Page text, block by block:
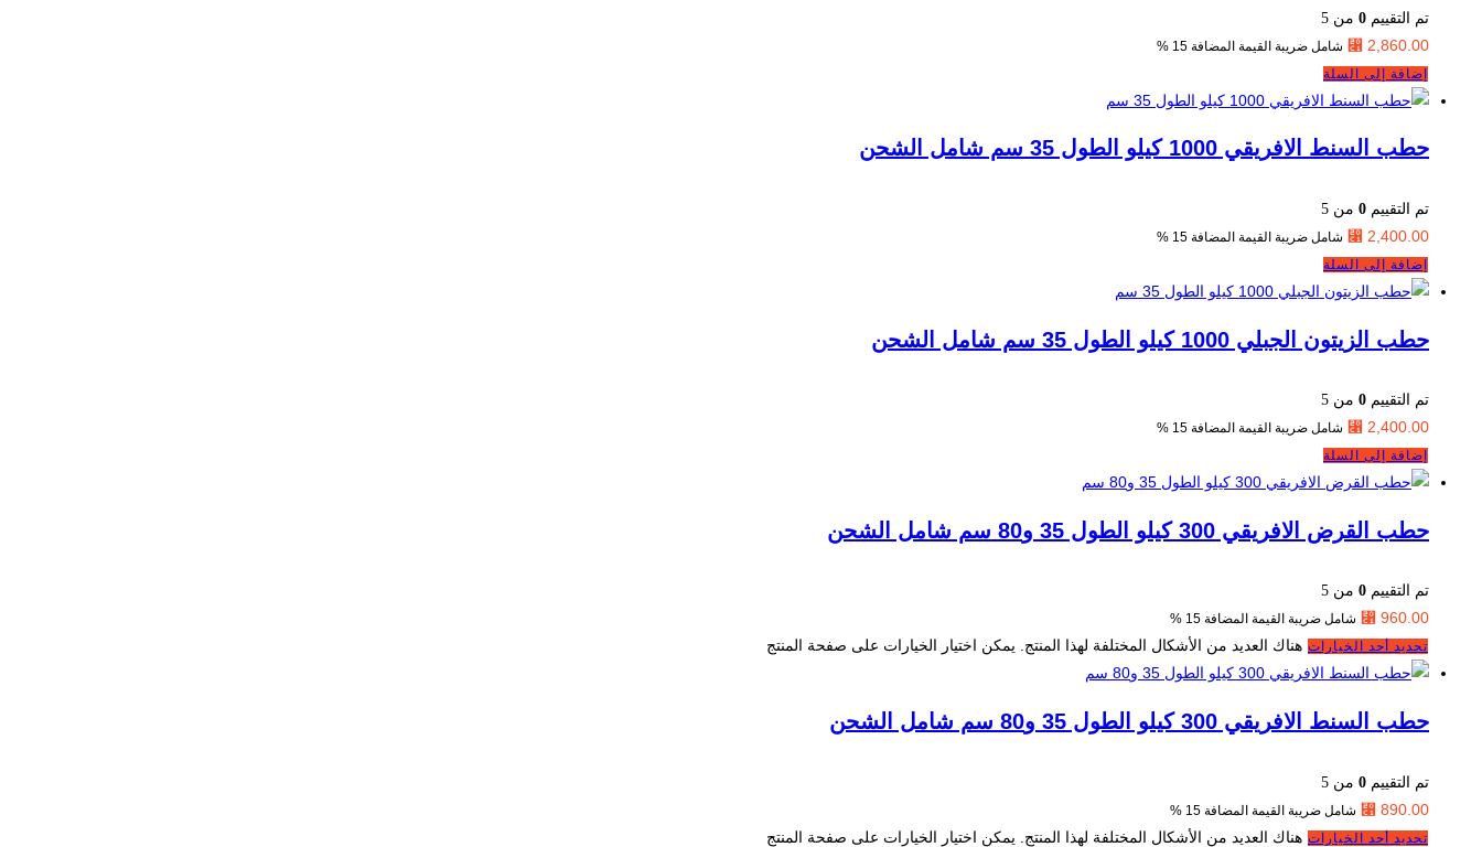
تم التقييم 0 من 5
⃁ 2,860.00 شامل ضريبة القيمة المضافة 15 %
إضافة إلى السلة
حطب السنط الافريقي 1000 كيلو الطول 35 سم شامل الشحن
تم التقييم 0 من 5
⃁ 2,400.00 شامل ضريبة القيمة المضافة 15 %
إضافة إلى السلة
حطب الزيتون الجبلي 1000 كيلو الطول 35 سم شامل الشحن
تم التقييم 0 من 5
⃁ 2,400.00 شامل ضريبة القيمة المضافة 15 %
إضافة إلى السلة
حطب القرض الافريقي 300 كيلو الطول 35 و80 سم شامل الشحن
تم التقييم 0 من 5
⃁ 960.00 شامل ضريبة القيمة المضافة 15 %
تحديد أحد الخيارات هناك العديد من الأشكال المختلفة لهذا المنتج. يمكن اختيار الخيارات على صفحة المنتج
حطب السنط الافريقي 300 كيلو الطول 35 و80 سم شامل الشحن
تم التقييم 0 من 5
⃁ 890.00 شامل ضريبة القيمة المضافة 15 %
تحديد أحد الخيارات هناك العديد من الأشكال المختلفة لهذا المنتج. يمكن اختيار الخيارات على صفحة المنتج